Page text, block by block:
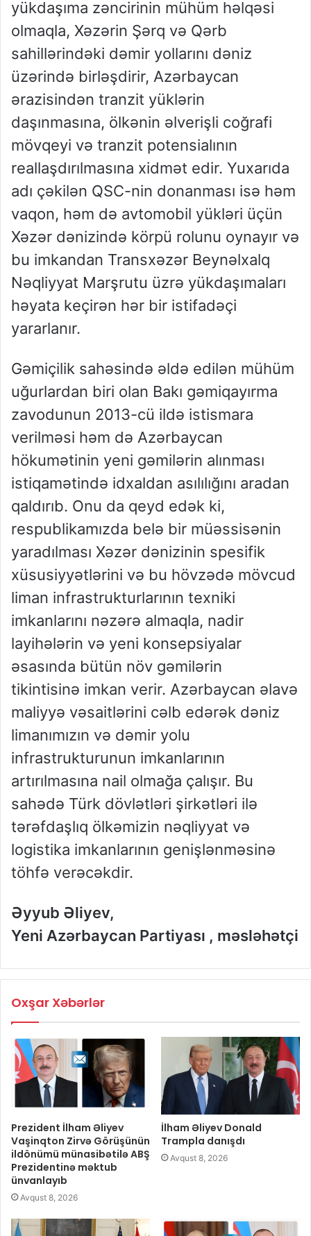
yükdaşıma zəncirinin mühüm həlqəsi
olmaqla, Xəzərin Şərq və Qərb
sahillərindəki dəmir yollarını dəniz
üzərində birləşdirir, Azərbaycan
ərazisindən tranzit yüklərin
daşınmasına, ölkənin əlverişli coğrafi
mövqeyi və tranzit potensialının
reallaşdırılmasına xidmət edir. Yuxarıda
adı çəkilən QSC-nin donanması isə həm
vaqon, həm də avtomobil yükləri üçün
Xəzər dənizində körpü rolunu oynayır və
bu imkandan Transxəzər Beynəlxalq
Nəqliyyat Marşrutu üzrə yükdaşımaları
həyata keçirən hər bir istifadəçi
yararlanır.
Gəmiçilik sahəsində əldə edilən mühüm
uğurlardan biri olan Bakı gəmiqayırma
zavodunun 2013-cü ildə istismara
verilməsi həm də Azərbaycan
hökumətinin yeni gəmilərin alınması
istiqamətində idxaldan asılılığını aradan
qaldırıb. Onu da qeyd edək ki,
respublikamızda belə bir müəssisənin
yaradılması Xəzər dənizinin spesifik
xüsusiyyətlərini və bu hövzədə mövcud
liman infrastrukturlarının texniki
imkanlarını nəzərə almaqla, nadir
layihələrin və yeni konsepsiyalar
əsasında bütün növ gəmilərin
tikintisinə imkan verir. Azərbaycan əlavə
maliyyə vəsaitlərini cəlb edərək dəniz
limanımızın və dəmir yolu
infrastrukturunun imkanlarının
artırılmasına nail olmağa çalışır. Bu
sahədə Türk dövlətləri şirkətləri ilə
tərəfdaşlıq ölkəmizin nəqliyyat və
logistika imkanlarının genişlənməsinə
töhfə verəcəkdir.
Əyyub Əliyev,
Yeni Azərbaycan Partiyası , məsləhətçi
Oxşar Xəbərlər
Prezident İlham Əliyev
Vaşinqton Zirvə Görüşünün
ildönümü münasibətilə ABŞ
Prezidentinə məktub
ünvanlayıb
Avqust 8, 2026
İlham Əliyev Donald
Trampla danışdı
Avqust 8, 2026